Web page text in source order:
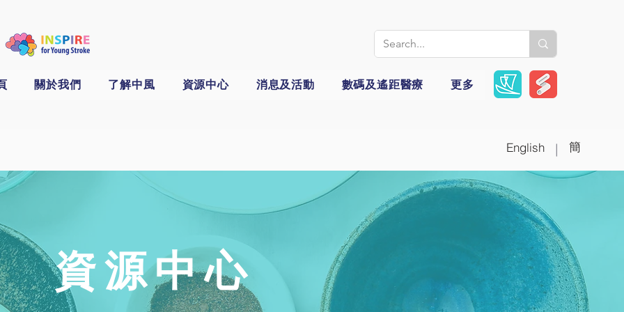
關於我們 了解中風 資源中心 消息及活動 數碼及遙距醫療 更多
English 簡
|
資源中心